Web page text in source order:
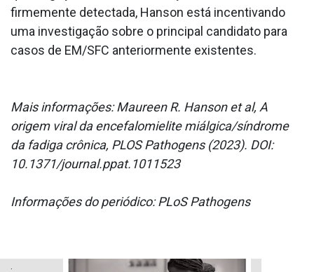
firmemente detectada, Hanson está incentivando
uma investigação sobre o principal candidato para
casos de EM/SFC anteriormente existentes.
Mais informações: Maureen R. Hanson et al, A
origem viral da encefalomielite miálgica/síndrome
da fadiga crônica, PLOS Pathogens (2023). DOI:
10.1371/journal.ppat.1011523
Informações do periódico: PLoS Pathogens